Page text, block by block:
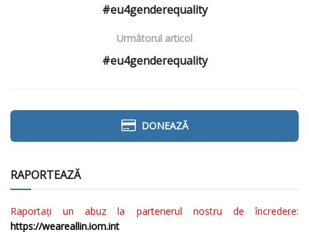
#eu4genderequality
Următorul articol
#eu4genderequality
DONEAZĂ
RAPORTEAZĂ
Raportați un abuz la partenerul nostru de încredere:
https://weareallin.iom.int